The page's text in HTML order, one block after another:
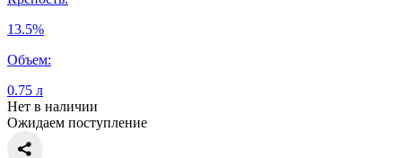
13.5%
Объем:
0.75 л
Нет в наличии
Ожидаем поступление